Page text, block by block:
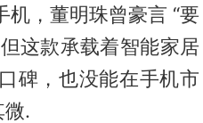
，董明珠曾豪言 “要
这款承载着智能家居
碑，也没能在手机市
微.